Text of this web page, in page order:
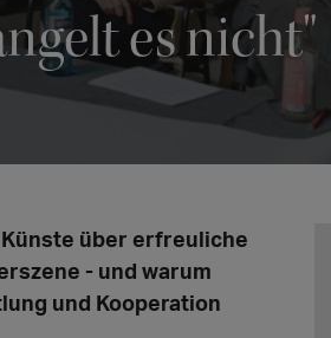
es nicht"
über erfreuliche
- und warum
und Kooperation